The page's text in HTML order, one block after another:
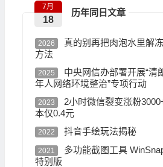
历年同日文章
7月
18
2026
真的别再把肉泡水里解
方法
2025
中央网信办部署开展“清
年人网络环境整治”专项行动
2023
2小时微信裂变涨粉
本仅0.4元
2022 抖音手绘玩法揭秘
2021
多功能截图工具
特别版